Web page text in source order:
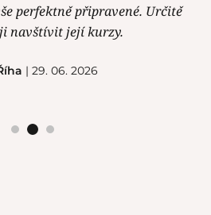
perfektně připravené. Určitě
navštívit její kurzy.
| 29. 06. 2026